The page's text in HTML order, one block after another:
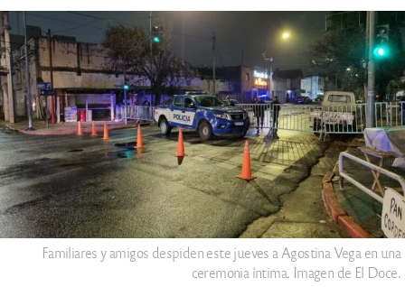
Familiares y amigos despiden este jueves a Agostina Vega en una
ceremonia íntima. Imagen de El Doce.